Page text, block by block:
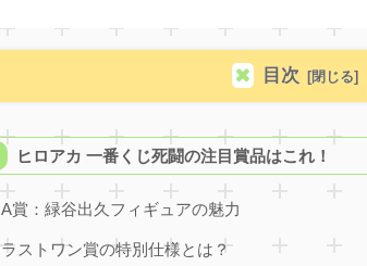
目次
ヒロアカ 一番くじ死闘の注目賞品はこれ！
A賞：緑谷出久フィギュアの魅力
ラストワン賞の特別仕様とは？